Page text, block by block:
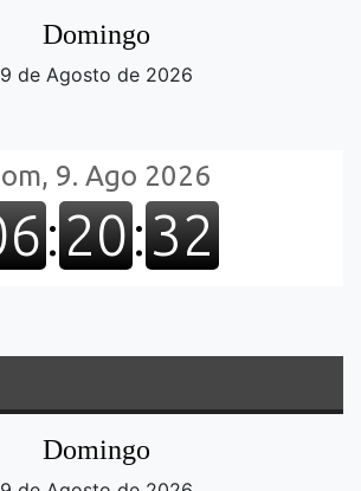
Domingo
9 de Agosto de 2026
Domingo